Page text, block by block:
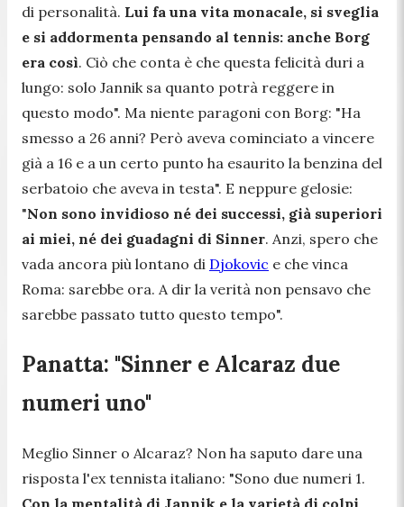
di personalità. Lui fa una vita monacale, si sveglia
e si addormenta pensando al tennis: anche Borg
era così. Ciò che conta è che questa felicità duri a
lungo: solo Jannik sa quanto potrà reggere in
questo modo". Ma niente paragoni con Borg: "Ha
smesso a 26 anni? Però aveva cominciato a vincere
già a 16 e a un certo punto ha esaurito la benzina del
serbatoio che aveva in testa". E neppure gelosie:
"Non sono invidioso né dei successi, già superiori
ai miei, né dei guadagni di Sinner. Anzi, spero che
vada ancora più lontano di Djokovic e che vinca
Roma: sarebbe ora. A dir la verità non pensavo che
sarebbe passato tutto questo tempo".
Panatta: "Sinner e Alcaraz due
numeri uno"
Meglio Sinner o Alcaraz? Non ha saputo dare una
risposta l'ex tennista italiano: "Sono due numeri 1.
Con la mentalità di Jannik e la varietà di colpi